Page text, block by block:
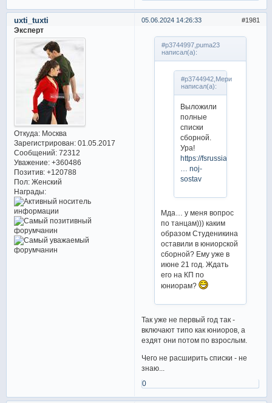
1981
05.06.2024 14:26:33
uxti_tuxti
Эксперт
Откуда:Москва
Зарегистрирован: 01.05.2017
Сообщений:72312
Уважение: +360486
Позитив: +120788
Пол:Женский
Награды:
#p3744997,puma23
написал(а):
#p3744942,Мери
написал(а):
Выложили
полные
списки
сборной.
Ура!
https://fsrussia.ru/
… noj-
sostav
Мда… у меня вопрос
по танцам))) каким
образом Студеникина
оставили в юниорской
сборной? Ему уже в
июне 21 год. Ждать
его на КП по
юниорам?
Так уже не первый год так -
включают типо как юниоров, а
ездят они потом по взрослым.
Чего не расширить списки - не
знаю...
0